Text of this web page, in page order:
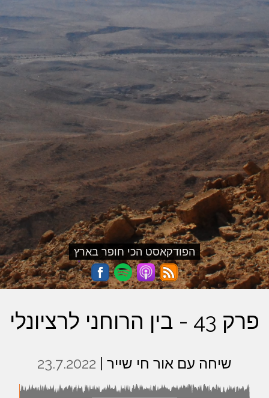
הפודקאסט הכי חופר בארץ
פרק 43 - בין הרוחני לרציונלי
שיחה עם אור חי שייר | 23.7.2022